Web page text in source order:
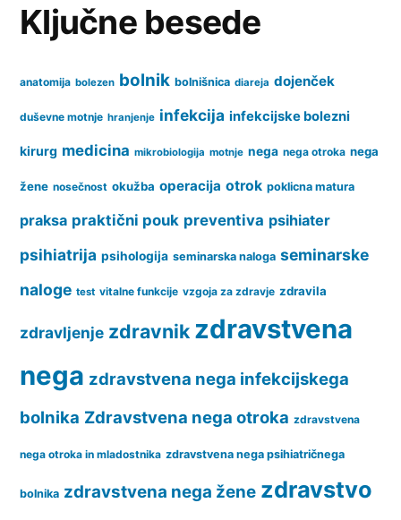
Ključne besede
anatomija bolezen bolnik bolnišnica diareja dojenček
duševne motnje hranjenje infekcija infekcijske bolezni
kirurg medicina mikrobiologija motnje nega nega otroka nega
žene nosečnost okužba operacija otrok poklicna matura
praksa praktični pouk preventiva psihiater
psihiatrija psihologija seminarska naloga seminarske
naloge test vitalne funkcije vzgoja za zdravje zdravila
zdravljenje zdravnik zdravstvena
nega zdravstvena nega infekcijskega
bolnika Zdravstvena nega otroka zdravstvena
nega otroka in mladostnika zdravstvena nega psihiatričnega
bolnika zdravstvena nega žene zdravstvo